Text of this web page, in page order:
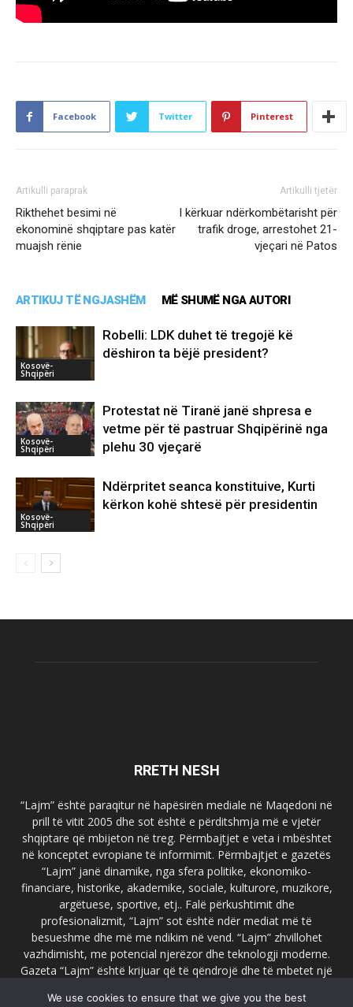
Facebook Twitter Pinterest
Artikulli paraprak
Rikthehet besimi në
ekonominë shqiptare pas katër
muajsh rënie
Artikulli tjetër
I kërkuar ndërkombëtarisht për
trafik droge, arrestohet 21-
vjeçari në Patos
ARTIKUJ TË NGJASHËM MË SHUMË NGA AUTORI
Kosovë-
Shqipëri
Robelli: LDK duhet të tregojë kë
dëshiron ta bëjë president?
Kosovë-
Shqipëri
Protestat në Tiranë janë shpresa e
vetme për të pastruar Shqipërinë nga
plehu 30 vjeçarë
Kosovë-
Shqipëri
Ndërpritet seanca konstituive, Kurti
kërkon kohë shtesë për presidentin
RRETH NESH
“Lajm” është paraqitur në hapësirën mediale në Maqedoni në
prill të vitit 2005 dhe sot është e përditshmja më e vjetër
shqiptare që mbijeton në treg. Përmbajtjet e veta i mbështet
në konceptet evropiane të informimit. Përmbajtjet e gazetës
“Lajm” janë dinamike, nga sfera politike, ekonomiko-
financiare, historike, akademike, sociale, kulturore, muzikore,
argëtuese, sportive, etj.. Falë përkushtimit dhe
profesionalizmit, “Lajm” sot është ndër mediat më të
besueshme dhe më me ndikim në vend. “Lajm” zhvillohet
vazhdimisht, me potencial njerëzor dhe teknologji moderne.
Gazeta “Lajm” është krijuar që të qëndrojë dhe të mbetet një
faqja zyrtare e gazetës “Lajm”, www.lajmpress.org është një
We use cookies to ensure that we give you the best